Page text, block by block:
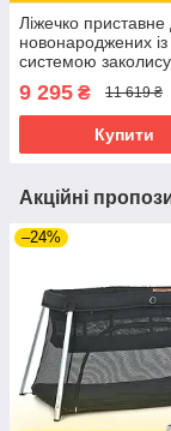
Ліжечко приставне
новонароджених із
системою
CRL-10304 Silk
Wooden Бежеве
9 295 ₴ 11 619 ₴
Купити
Акційні
–24%